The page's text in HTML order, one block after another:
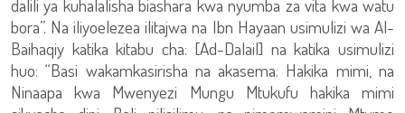
dalili ya kuhalalisha biashara kwa nyumba za vita kwa watu
bora”. Na iliyoelezea ilitajwa na Ibn Hayaan usimulizi wa Al-
Baihaqiy katika kitabu cha: [Ad-Dalail] na katika usimulizi
huo: “Basi wakamkasirisha na akasema: Hakika mimi, na
Ninaapa kwa Mwenyezi Mungu Mtukufu hakika mimi